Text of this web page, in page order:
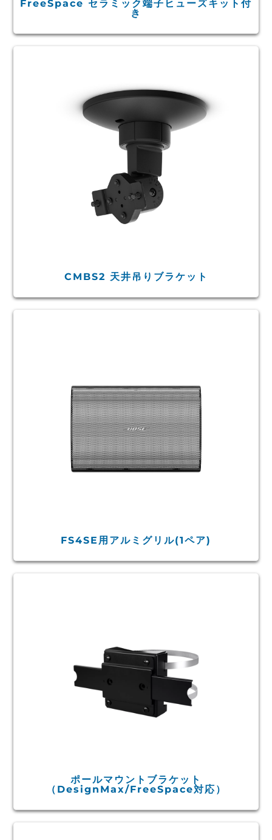
FreeSpace セラミック端子ヒューズキット付
き
CMBS2 天井吊りブラケット
FS4SE用アルミグリル(1ペア)
ポールマウントブラケット
（DesignMax/FreeSpace対応）